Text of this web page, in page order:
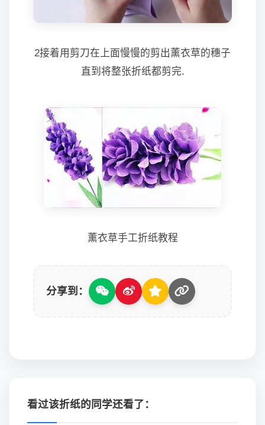
2接着用剪刀在上面慢慢的剪出薰衣草的穗子
直到将整张折纸都剪完.
薰衣草手工折纸教程
分享到：
看过该折纸的同学还看了：